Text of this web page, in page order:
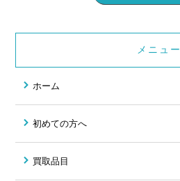
メニュー
ホーム
初めての方へ
買取品目